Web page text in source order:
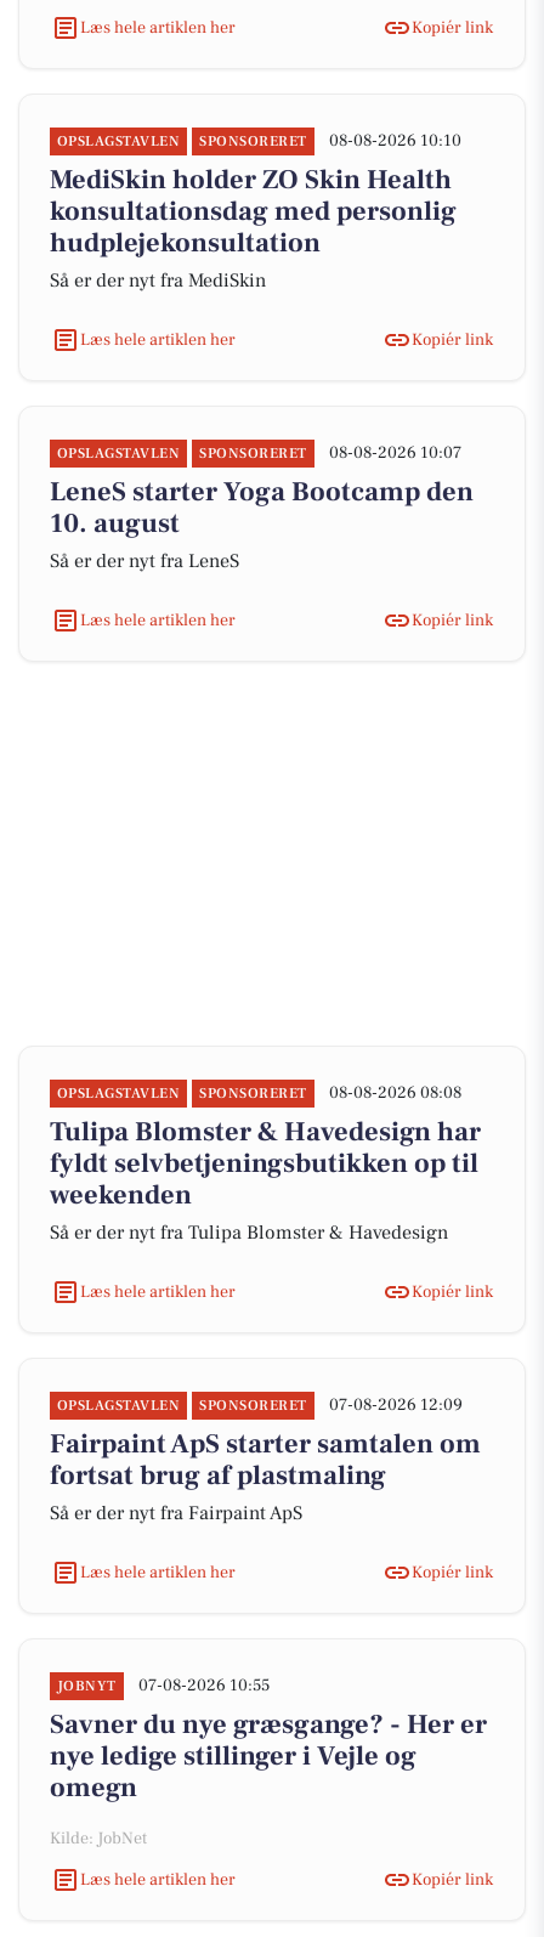
Læs hele artiklen her
Kopiér link
OPSLAGSTAVLEN SPONSORERET 08-08-2026 10:10
MediSkin holder ZO Skin Health
konsultationsdag med personlig
hudplejekonsultation
Så er der nyt fra MediSkin
Læs hele artiklen her Kopiér link
OPSLAGSTAVLEN SPONSORERET 08-08-2026 10:07
LeneS starter Yoga Bootcamp den
10. august
Så er der nyt fra LeneS
Læs hele artiklen her Kopiér link
OPSLAGSTAVLEN SPONSORERET 08-08-2026 08:08
Tulipa Blomster & Havedesign har
fyldt selvbetjeningsbutikken op til
weekenden
Så er der nyt fra Tulipa Blomster & Havedesign
Læs hele artiklen her Kopiér link
OPSLAGSTAVLEN SPONSORERET 07-08-2026 12:09
Fairpaint ApS starter samtalen om
fortsat brug af plastmaling
Så er der nyt fra Fairpaint ApS
Læs hele artiklen her Kopiér link
JOBNYT 07-08-2026 10:55
Savner du nye græsgange? - Her er
nye ledige stillinger i Vejle og
omegn
Kilde: JobNet
Læs hele artiklen her
Kopiér link